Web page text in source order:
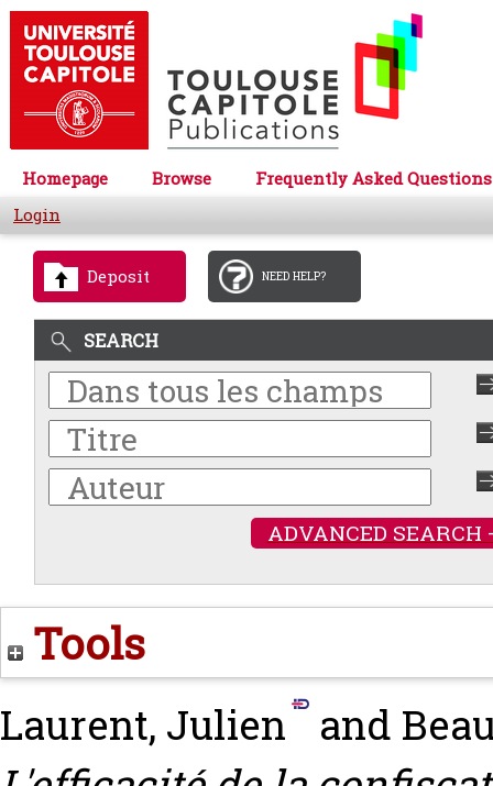
Homepage Browse
Frequently Asked Questions
Login
Deposit NEED HELP?
SEARCH
ADVANCED SEARCH
Tools
Laurent, Julien and